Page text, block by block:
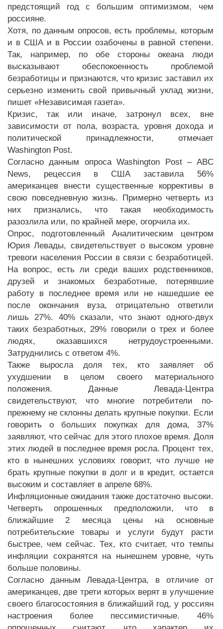
предстоящий год с большим оптимизмом, чем
россияне.
Хотя, по данным опросов, есть проблемы, которым
и в США и в России озабочены в равной степени.
Так, например, по обе стороны океана люди
высказывают обеспокоенность проблемой
безработицы и признаются, что кризис заставил их
серьезно изменить свой привычный уклад жизни,
пишет «Независимая газета».
Кризис, так или иначе, затронул всех, вне
зависимости от пола, возраста, уровня дохода и
политической принадлежности, отмечает
Washington Post.
Согласно данным опроса Washington Post – ABC
News, рецессия в США заставила 56%
американцев внести существенные коррективы в
свою повседневную жизнь. Примерно четверть из
них признались, что такая необходимость
разозлила или, по крайней мере, огорчила их.
Опрос, подготовленный Аналитическим центром
Юрия Левады, свидетельствует о высоком уровне
тревоги населения России в связи с безработицей.
На вопрос, есть ли среди ваших родственников,
друзей и знакомых безработные, потерявшие
работу в последнее время или не нашедшие ее
после окончания вуза, отрицательно ответили
лишь 27%. 40% сказали, что знают одного-двух
таких безработных, 29% говорили о трех и более
людях, оказавшихся нетрудоустроенными.
Затруднились с ответом 4%.
Также выросла доля тех, кто заявляет об
ухудшении в целом своего материального
положения. Данные Левада-Центра
свидетельствуют, что многие потребители по-
прежнему не склонны делать крупные покупки. Если
говорить о больших покупках для дома, 37%
заявляют, что сейчас для этого плохое время. Доля
этих людей в последнее время росла. Процент тех,
кто в нынешних условиях говорит, что лучше не
брать крупные покупки в долг и в кредит, остается
высоким и составляет в апреле 68%.
Инфляционные ожидания также достаточно высоки.
Четверть опрошенных предположили, что в
ближайшие 2 месяца цены на основные
потребительские товары и услуги будут расти
быстрее, чем сейчас. Тех, кто считает, что темпы
инфляции сохранятся на нынешнем уровне, чуть
больше половины.
Согласно данным Левада-Центра, в отличие от
американцев, две трети которых верят в улучшение
своего благосостояния в ближайший год, у россиян
настроения более пессимистичные. 46%